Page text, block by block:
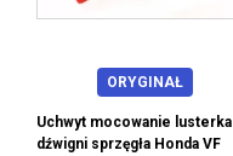
ORYGINAŁ
Uchwyt mocowanie lusterka
dźwigni sprzęgła Honda VF